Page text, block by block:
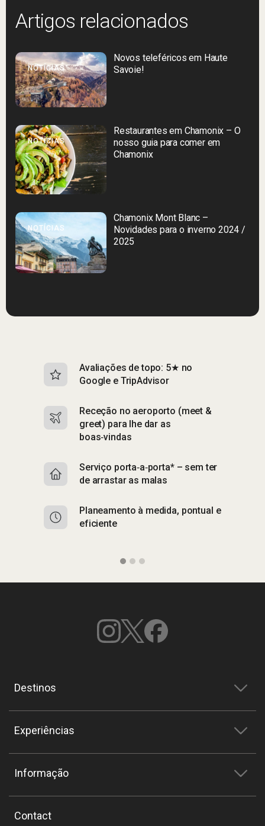
Artigos relacionados
NOTÍCIAS
Novos teleféricos em Haute
Savoie!
NOTÍCIAS
Restaurantes em Chamonix – O
nosso guia para comer em
Chamonix
NOTÍCIAS
Chamonix Mont Blanc –
Novidades para o inverno 2024 /
2025
Avaliações de topo: 5★ no
Google e TripAdvisor
Receção no aeroporto (meet &
greet) para lhe dar as
boas‑vindas
Serviço porta‑a‑porta* – sem ter
de arrastar as malas
Planeamento à medida, pontual e
eficiente
Destinos
Experiências
Informação
Contact